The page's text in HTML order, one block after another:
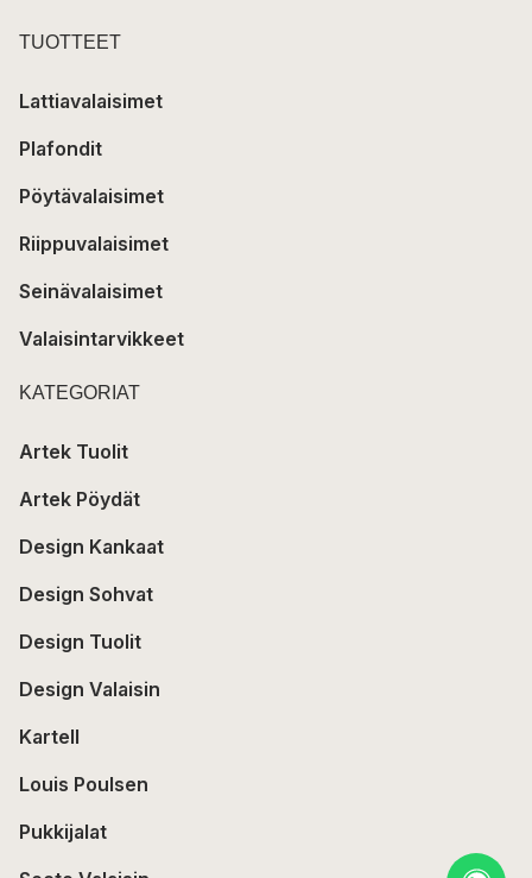
TUOTTEET
Lattiavalaisimet
Plafondit
Pöytävalaisimet
Riippuvalaisimet
Seinävalaisimet
Valaisintarvikkeet
KATEGORIAT
Artek Tuolit
Artek Pöydät
Design Kankaat
Design Sohvat
Design Tuolit
Design Valaisin
Kartell
Louis Poulsen
Pukkijalat